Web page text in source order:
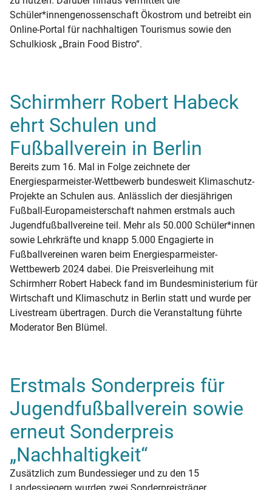
Schüler*innengenossenschaft Ökostrom und betreibt ein
Online-Portal für nachhaltigen Tourismus sowie den
Schulkiosk „Brain Food Bistro“.
Schirmherr Robert Habeck
ehrt Schulen und
Fußballverein in Berlin
Bereits zum 16. Mal in Folge zeichnete der
Energiesparmeister-Wettbewerb bundesweit Klimaschutz-
Projekte an Schulen aus. Anlässlich der diesjährigen
Fußball-Europameisterschaft nahmen erstmals auch
Jugendfußballvereine teil. Mehr als 50.000 Schüler*innen
sowie Lehrkräfte und knapp 5.000 Engagierte in
Fußballvereinen waren beim Energiesparmeister-
Wettbewerb 2024 dabei. Die Preisverleihung mit
Schirmherr Robert Habeck fand im Bundesministerium für
Wirtschaft und Klimaschutz in Berlin statt und wurde per
Livestream übertragen. Durch die Veranstaltung führte
Moderator Ben Blümel.
Erstmals Sonderpreis für
Jugendfußballverein sowie
erneut Sonderpreis
„Nachhaltigkeit“
Zusätzlich zum Bundessieger und zu den 15